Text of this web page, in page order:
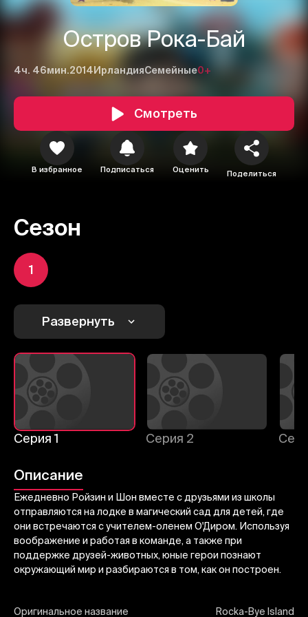
Остров Рока-Бай
4ч. 46мин.2014 ИрландияСемейные0+
Смотреть
В избранное Подписаться Оценить Поделиться
Сезон
1
Развернуть
Серия 1 Серия 2
Описание
Ежедневно Ройзин и Шон вместе с друзьями из школы
отправляются на лодке в магический сад для детей, где
они встречаются с учителем-оленем О'Диром. Используя
воображение и работая в команде, а также при
поддержке друзей-животных, юные герои познают
окружающий мир и разбираются в том, как он построен.
Оригинальное название Rocka-Bye Island
1
Отправить
Отменить